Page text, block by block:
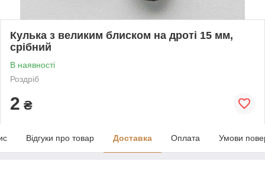
Кулька з великим блиском на дроті 15 мм,
срібний
В наявності
Роздріб
2 ₴
Відгуки про товар Доставка Оплата Умови